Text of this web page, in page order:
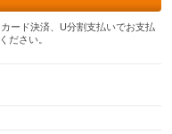
ード決済、U分割支払いでお支払
ださい。